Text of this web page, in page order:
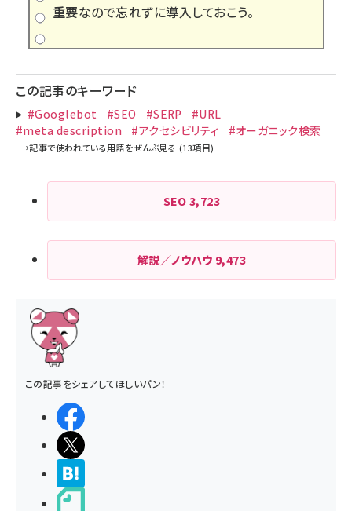
重要なので忘れずに導入しておこう。
この記事のキーワード
#Googlebot #SEO #SERP
#URL
#meta description
#アクセシビリティ #オーガニック検索
SEO 3,723
解説／ノウハウ 9,473
この記事をシェアしてほしいパン！